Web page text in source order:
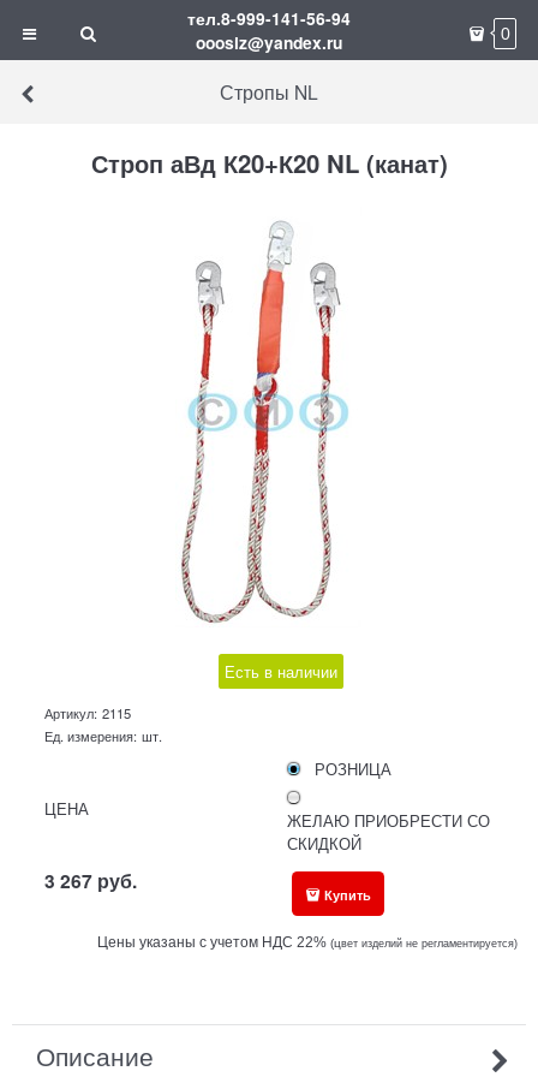
тел.8-999-141-56-94
ooosiz@yandex.ru
0
Стропы NL
Строп аВд К20+К20 NL (канат)
Есть в наличии
Артикул: 2115
Ед. измерения: шт.
ЦЕНА
РОЗНИЦА
ЖЕЛАЮ ПРИОБРЕСТИ СО
СКИДКОЙ
3 267 руб. Купить
Цены указаны с учетом НДС 22%(цвет изделий не регламентируется)
Описание